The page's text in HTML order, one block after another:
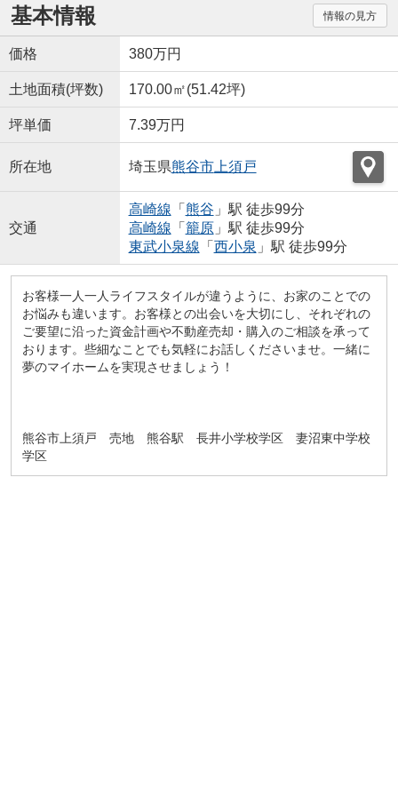
基本情報 情報の見方
価格 380万円
土地面積(坪数) 170.00㎡(51.42坪)
坪単価 7.39万円
所在地 埼玉県熊谷市上須戸
交通
高崎線 「 熊谷 」駅 徒歩99分
高崎線 「 籠原」駅 徒歩99分
東武小泉線 「 西小泉 」駅 徒歩99分
お客様一人一人ライフスタイルが違うように、お家のことでの
お悩みも違います。お客様との出会いを大切にし、それぞれの
ご要望に沿った資金計画や不動産売却・購入のご相談を承って
おります。些細なことでも気軽にお話しくださいませ。一緒に
夢のマイホームを実現させましょう！
熊谷市上須戸 売地 熊谷駅 長井小学校学区 妻沼東中学校
学区